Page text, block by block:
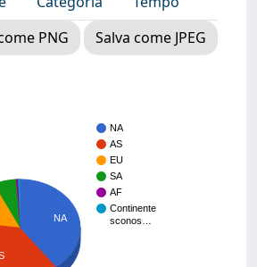
PNG
Salva come JPEG
NA
AS
EU
SA
AF
Continente
sconos…
NA